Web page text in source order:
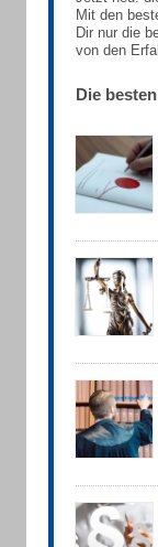
Mit den
Dir nur die
von den
Die